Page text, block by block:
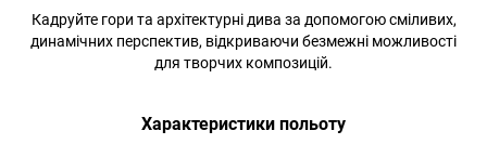
Кадруйте гори та архітектурні дива за допомогою сміливих,
динамічних перспектив, відкриваючи безмежні можливості
для творчих композицій.
Характеристики польоту